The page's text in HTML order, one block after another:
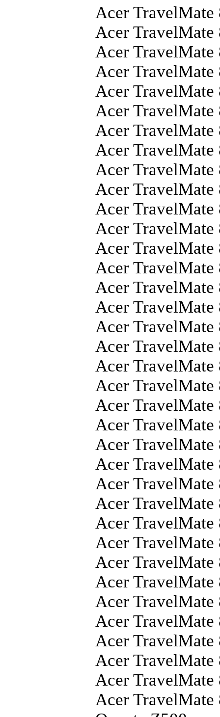
Acer
Acer TravelMate
Acer TravelMate
Acer
Acer
Acer
Acer
Acer TravelMate
Acer
Acer TravelMate
Acer TravelMate
Acer
Acer
Acer
Acer TravelMate
Acer
Acer
Acer TravelMate
Acer
Acer
Acer
Acer
Acer TravelMate
Acer TravelMate
Acer
Acer
Acer
Acer
Acer
Acer
Acer TravelMate
Acer TravelMate
Acer
Acer
Acer
Acer